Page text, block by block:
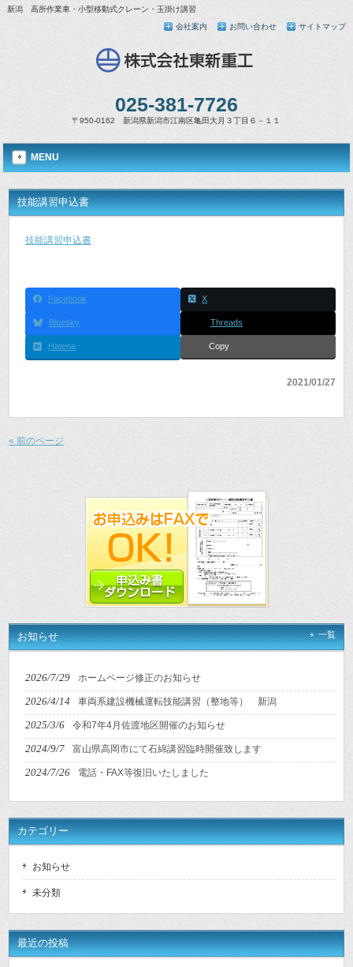
新潟 高所作業車・小型移動式クレーン・玉掛け講習
会社案内
お問い合わせ サイトマップ
025-381-7726
〒950-0162 新潟県新潟市江南区亀田大月３丁目６－１１
MENU
技能講習申込書
技能講習申込書
Facebook X
Bluesky Threads
Hatena Copy
2021/01/27
« 前のページ
お知らせ 一覧
2026/7/29 ホームページ修正のお知らせ
2026/4/14 車両系建設機械運転技能講習（整地等） 新潟
2025/3/6 令和7年4月佐渡地区開催のお知らせ
2024/9/7 富山県高岡市にて石綿講習臨時開催致します
2024/7/26 電話・FAX等復旧いたしました
カテゴリー
お知らせ
未分類
最近の投稿